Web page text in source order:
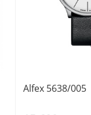
Alfex 5638/005